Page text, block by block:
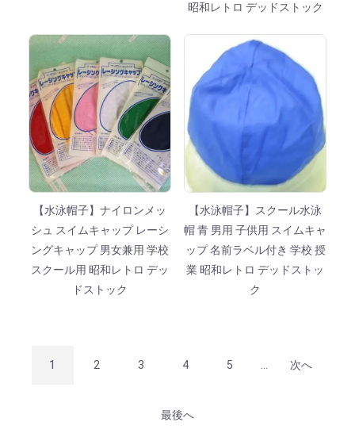
昭和レトロ デッドストック
【水泳帽子】ナイロンメッ
シュ スイムキャップ レーシ
ングキャップ 男女兼用 学校
スクール用 昭和レトロ デッ
ドストック
【水泳帽子】スクール水泳
帽 青 男用 子供用 スイムキャ
ップ 名前ラベル付き 学校 授
業 昭和レトロ デッドストッ
ク
1 2 3 4 5 ... 次へ
最後へ